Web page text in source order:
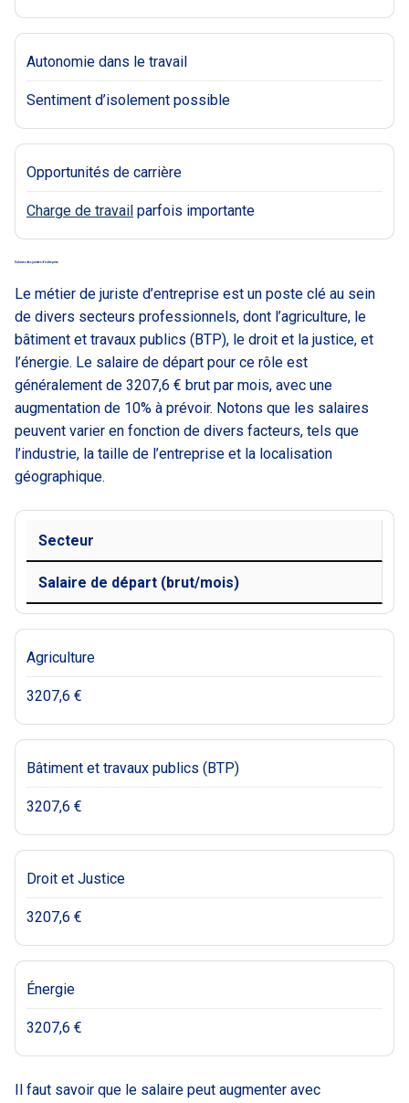
Autonomie dans le travail
Sentiment d’isolement possible
Opportunités de carrière
Charge de travail parfois importante
Salaires des juristes d’entreprise
Le métier de juriste d’entreprise est un poste clé au sein
de divers secteurs professionnels, dont l’agriculture, le
bâtiment et travaux publics (BTP), le droit et la justice, et
l’énergie. Le salaire de départ pour ce rôle est
généralement de 3207,6 € brut par mois, avec une
augmentation de 10% à prévoir. Notons que les salaires
peuvent varier en fonction de divers facteurs, tels que
l’industrie, la taille de l’entreprise et la localisation
géographique.
Secteur
Salaire de départ (brut/mois)
Agriculture
3207,6 €
Bâtiment et travaux publics (BTP)
3207,6 €
Droit et Justice
3207,6 €
Énergie
3207,6 €
Il faut savoir que le salaire peut augmenter avec